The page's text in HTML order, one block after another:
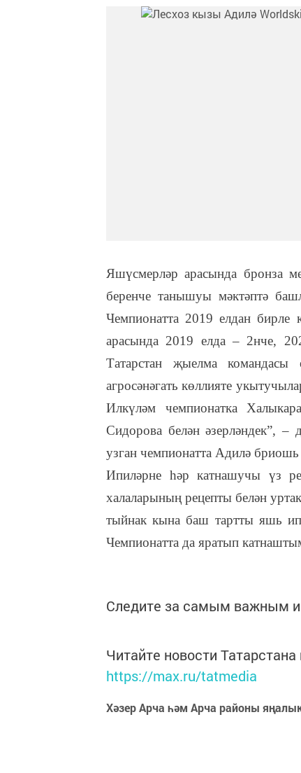
Яшүсмерләр арасында бронза
беренче танышуы мәктәптә
Чемпионатта 2019 елдан бирле
арасында 2019 елда – 2нче,
Татарстан җыелма
агросәнәгать көллияте
Илкүләм чемпионатка
Сидорова белән әзерләндек”,
узган чемпионатта Адилә
Ипиләрне һәр катнашучы үз
халаларының рецепты белән
тыйнак кына баш тартты яшь
Чемпионатта да яратып
Следите за самым важным
Читайте новости
https://max.ru/tatmedia
Хәзер Арча һәм Арча районы